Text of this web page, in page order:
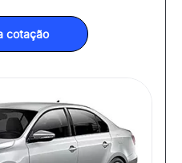
cotação